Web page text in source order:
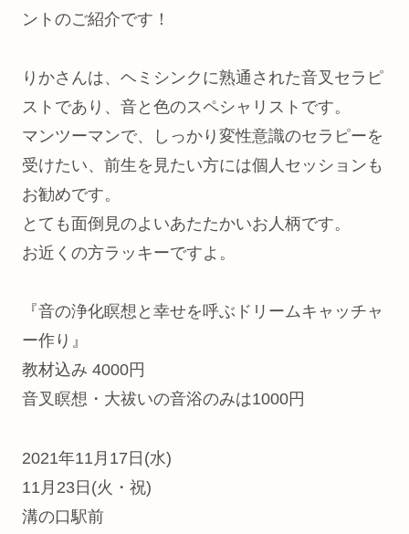
ントのご紹介です！
りかさんは、ヘミシンクに熟通された音叉セラピ
ストであり、音と色のスペシャリストです。
マンツーマンで、しっかり変性意識のセラピーを
受けたい、前生を見たい方には個人セッションも
お勧めです。
とても面倒見のよいあたたかいお人柄です。
お近くの方ラッキーですよ。
『音の浄化瞑想と幸せを呼ぶドリームキャッチャ
ー作り』
教材込み 4000円
音叉瞑想・大祓いの音浴のみは1000円
2021年11月17日(水)
11月23日(火・祝)
溝の口駅前